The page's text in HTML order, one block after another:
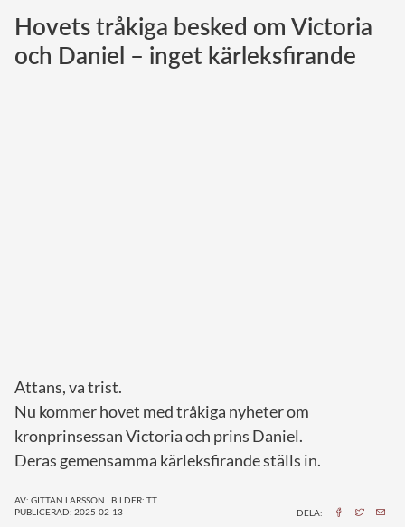
Norska kungahuset
Danska kungahuset
Hovets tråkiga besked om Victoria
och Daniel – inget kärleksfirande
Attans, va trist.
Nu kommer hovet med tråkiga nyheter om
kronprinsessan Victoria och prins Daniel.
Deras gemensamma kärleksfirande ställs in.
AV: GITTAN LARSSON | BILDER: TT
PUBLICERAD: 2025-02-13
DELA: